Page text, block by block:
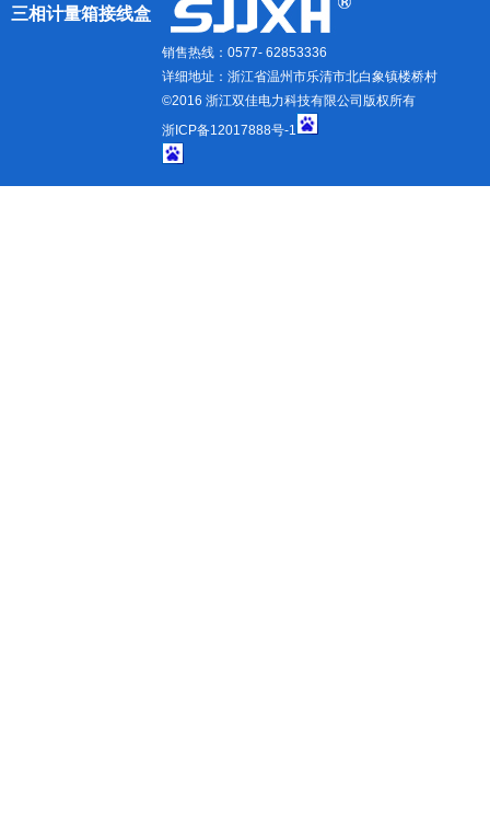
三相计量箱接线盒
销售热线：0577- 62853336
详细地址：浙江省温州市乐清市北白象镇楼桥村
©2016 浙江双佳电力科技有限公司版权所有
浙ICP备12017888号-1